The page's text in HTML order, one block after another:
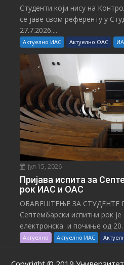
Студенти који нису на
се јаве свом референту у
27.7.2026....
Актуелно ИАС Актуелно ОАС
јул 15, 2026
Пријава испита за
рок ИАС и ОАС
ОБАВЕШТЕЊЕ ЗА СТУДЕНТЕ
Септембарски испитни рок
електронска и почиње од 20.
Актуелно Актуелно ИАС